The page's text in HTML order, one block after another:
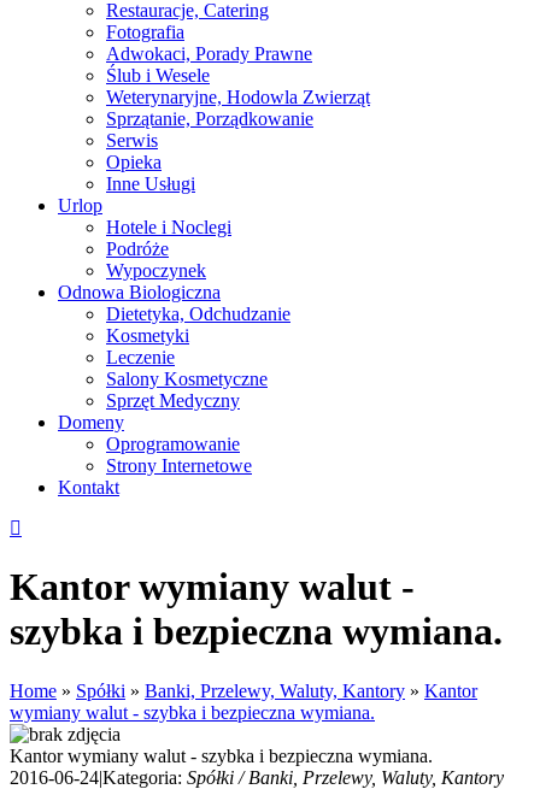
Restauracje, Catering
Fotografia
Adwokaci, Porady Prawne
Ślub i Wesele
Weterynaryjne, Hodowla Zwierząt
Sprzątanie, Porządkowanie
Serwis
Opieka
Inne Usługi
Urlop
Hotele i Noclegi
Podróże
Wypoczynek
Odnowa Biologiczna
Dietetyka, Odchudzanie
Kosmetyki
Leczenie
Salony Kosmetyczne
Sprzęt Medyczny
Domeny
Oprogramowanie
Strony Internetowe
Kontakt
Kantor wymiany walut -
szybka i bezpieczna wymiana.
Home » Spółki » Banki, Przelewy, Waluty, Kantory » Kantor
wymiany walut - szybka i bezpieczna wymiana.
Kantor wymiany walut - szybka i bezpieczna wymiana.
2016-06-24|Kategoria: Spółki / Banki, Przelewy, Waluty, Kantory